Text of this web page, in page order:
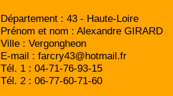
Département : 43 - Haute-Loire
Prénom et nom : Alexandre GIRARD
Ville : Vergongheon
E-mail : farcry43@hotmail.fr
Tél. 1 : 04-71-76-93-15
Tél. 2 : 06-77-60-71-60